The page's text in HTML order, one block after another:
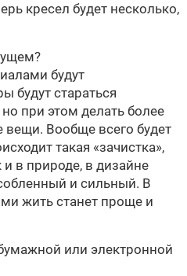
кресел будет несколько,
будут
будут стараться
при этом делать более
Вообще всего будет
такая «зачистка»,
в природе, в дизайне
и сильный. В
жить станет проще и
или электронной